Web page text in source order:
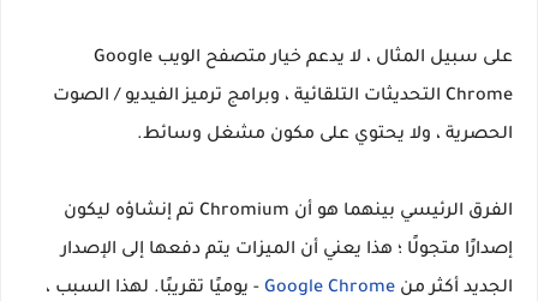
على سبيل المثال ، لا يدعم خيار متصفح الويب Google
Chrome التحديثات التلقائية ، وبرامج ترميز الفيديو / الصوت
الحصرية ، ولا يحتوي على مكون مشغل وسائط.
الفرق الرئيسي بينهما هو أن Chromium تم إنشاؤه ليكون
إصدارًا متجولًا ؛ هذا يعني أن الميزات يتم دفعها إلى الإصدار
الجديد أكثر من Google Chrome - يوميًا تقريبًا. لهذا السبب ،